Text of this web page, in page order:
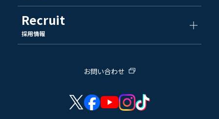
Recruit
採用情報
お問い合わせ